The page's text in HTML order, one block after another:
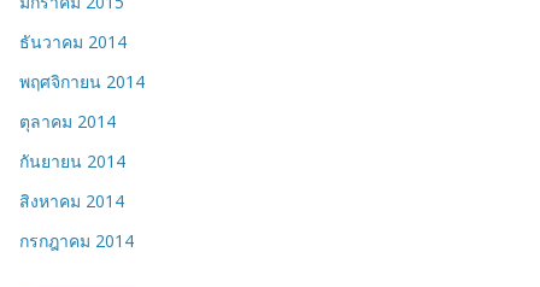
ธันวาคม 2014
พฤศจิกายน 2014
ตุลาคม 2014
กันยายน 2014
สิงหาคม 2014
กรกฎาคม 2014